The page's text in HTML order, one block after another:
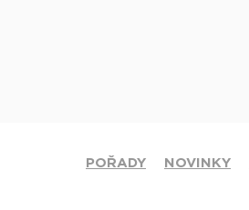
POŘADY NOVINKY